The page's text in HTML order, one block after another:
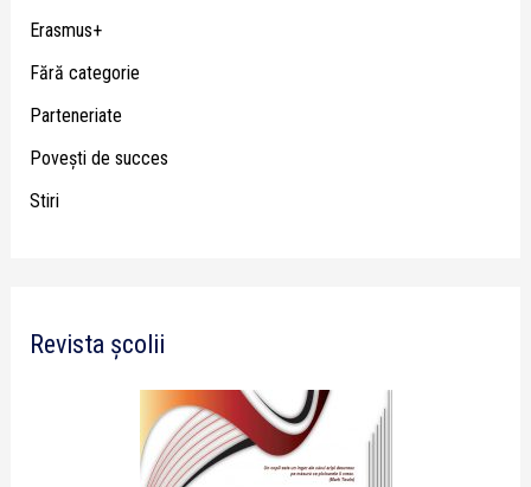
Erasmus+
Fără categorie
Parteneriate
Poveşti de succes
Stiri
Revista școlii